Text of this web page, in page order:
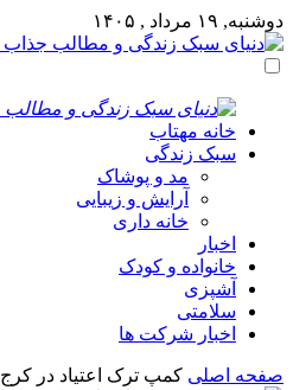
دوشنبه, ۱۹ مرداد , ۱۴۰۵
خانه مهتاب
سبک زندگی
مد و پوشاک
آرایش و زیبایی
خانه داری
اخبار
خانواده و کودک
آشپزی
سلامتی
اخبار شرکت ها
صفحه اصلی کمپ ترک اعتیاد در کرج